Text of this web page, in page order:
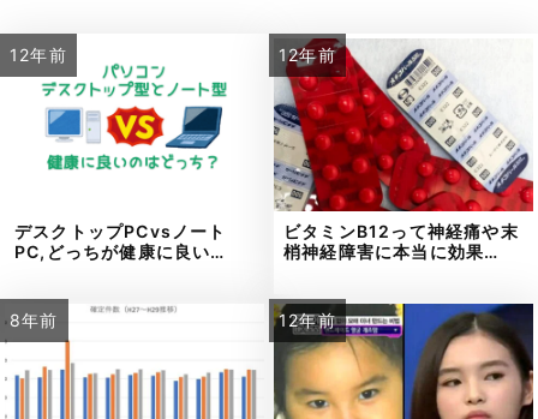
12年前
デスクトップPCvsノート
PC,どっちが健康に良い…
12年前
ビタミンB12って神経痛や末
梢神経障害に本当に効果…
8年前 12年前